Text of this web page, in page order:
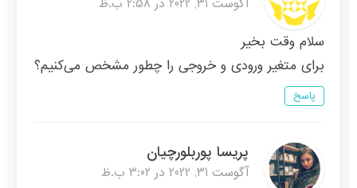
سلام وقت بخیر
برای متغیر ورودی و خروجی را چطور مشخص می‌کنیم؟
پاسخ
پریسا پوربلورچیان
آگوست 31, 2022 در 3:02 ب.ظ